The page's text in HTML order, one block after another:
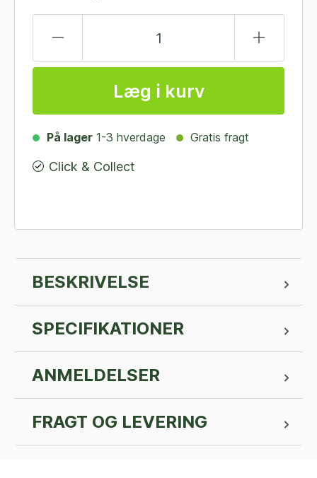
Læg i kurv
På lager 1-3 hverdage Gratis fragt
Click & Collect
BESKRIVELSE
SPECIFIKATIONER
ANMELDELSER
FRAGT OG LEVERING